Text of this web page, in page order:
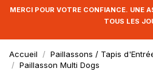
MERCI POUR VOTRE CONFIANCE. UNE
TOUS LES
Accueil Paillassons / Tapis
Paillasson Multi Dogs